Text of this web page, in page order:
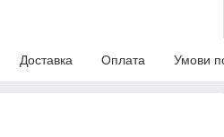
Доставка Оплата Умови